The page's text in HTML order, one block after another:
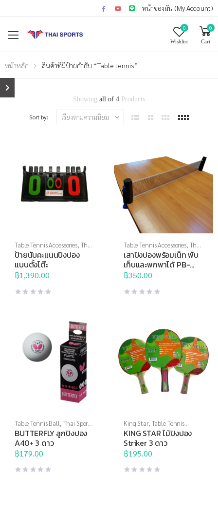
หน้าของฉัน (My Account)
0
Wishlist
0
Cart
หน้าหลัก สินค้าที่มีป้ายกำกับ “Table tennis”
Showing all of 4 Products
Sort by:
Table Tennis Accessories, Thai
Sports, Thai Sports Brand
ปิงปอง,อุปกรณ์สนาม,อุปกรณ์
สนามอื่นๆ
ป้ายนับคะแนนปิงปอง
แบบตั้งโต๊ะ
฿1,390.00
Table Tennis Accessories, Thai
Sports,Thai Sports Brand,
ปิงปอง,แร็กเก็ต
เสาปิงปองพร้อมเน็ท พับ
เก็บและพกพาได้ PB-
SH028
฿350.00
Table Tennis Ball, Thai Sports
Brand,ปิงปอง,แร็กเก็ต
BUTTERFLY ลูกปิงปอง
A40+ 3 ดาว
฿179.00
King Star, Table Tennis
Racket ,Thai Sports Brand
ปิงปอง,แร็กเก็ต
KING STAR ไม้ปิงปอง
Striker 3 ดาว
฿195.00